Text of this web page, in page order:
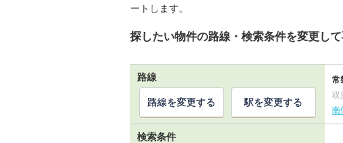
ートします。
探したい物件の路線・検索条件を変更し
路線 常
双
南
路線を変更する 駅を変更する
検索条件